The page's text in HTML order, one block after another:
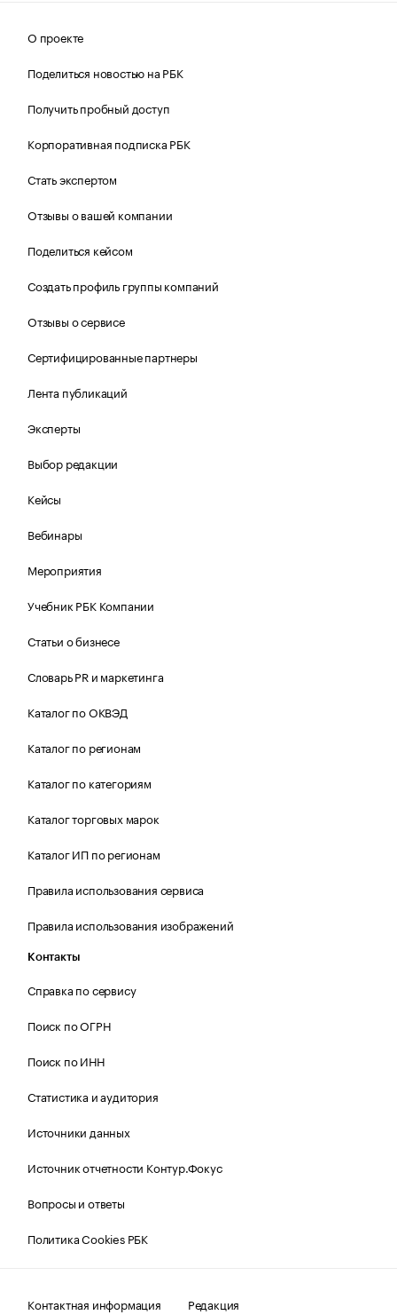
О проекте
Поделиться новостью на РБК
Получить пробный доступ
Корпоративная подписка РБК
Стать экспертом
Отзывы о вашей компании
Поделиться кейсом
Создать профиль группы компаний
Отзывы о сервисе
Сертифицированные партнеры
Лента публикаций
Эксперты
Выбор редакции
Кейсы
Вебинары
Мероприятия
Учебник РБК Компании
Статьи о бизнесе
Словарь PR и маркетинга
Каталог по ОКВЭД
Каталог по регионам
Каталог по категориям
Каталог торговых марок
Каталог ИП по регионам
Правила использования сервиса
Правила использования изображений
Контакты
Справка по сервису
Поиск по ОГРН
Поиск по ИНН
Статистика и аудитория
Источники данных
Источник отчетности Контур.Фокус
Вопросы и ответы
Политика Cookies РБК
Контактная информация Редакция